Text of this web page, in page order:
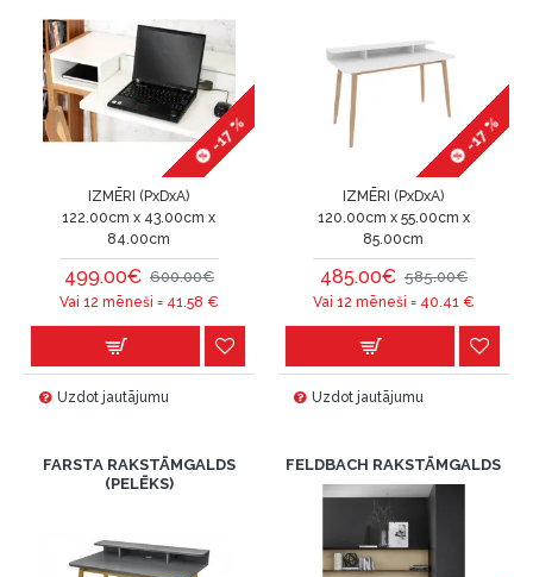
-17 %
IZMĒRI (PxDxA)
122.00cm x 43.00cm x
84.00cm
499.00€ 600.00€
Vai 12 mēneši = 41.58 €
Uzdot jautājumu
-17 %
IZMĒRI (PxDxA)
120.00cm x 55.00cm x
85.00cm
485.00€ 585.00€
Vai 12 mēneši = 40.41 €
Uzdot jautājumu
FARSTA RAKSTĀMGALDS
(PELĒKS)
FELDBACH RAKSTĀMGALDS